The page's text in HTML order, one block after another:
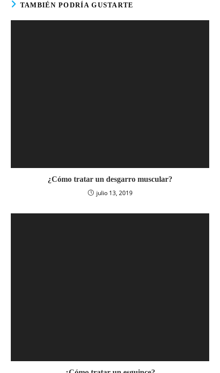
TAMBIÉN PODRÍA GUSTARTE
¿Cómo tratar un desgarro muscular?
julio 13, 2019